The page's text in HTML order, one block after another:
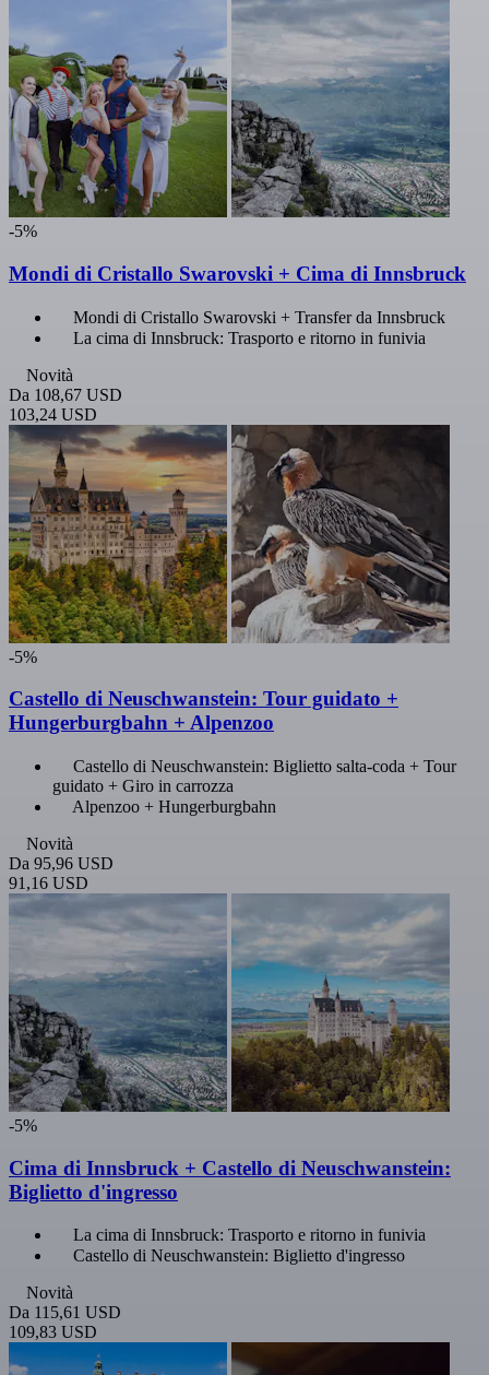
-5%
Mondi di Cristallo Swarovski + Cima di Innsbruck
Mondi di Cristallo Swarovski + Transfer da Innsbruck
La cima di Innsbruck: Trasporto e ritorno in funivia
Novità
Da 108,67 USD
103,24 USD
-5%
Castello di Neuschwanstein: Tour guidato +
Hungerburgbahn + Alpenzoo
Castello di Neuschwanstein: Biglietto salta-coda + Tour
guidato + Giro in carrozza
Alpenzoo + Hungerburgbahn
Novità
Da 95,96 USD
91,16 USD
-5%
Cima di Innsbruck + Castello di Neuschwanstein:
Biglietto d'ingresso
La cima di Innsbruck: Trasporto e ritorno in funivia
Castello di Neuschwanstein: Biglietto d'ingresso
Novità
Da 115,61 USD
109,83 USD